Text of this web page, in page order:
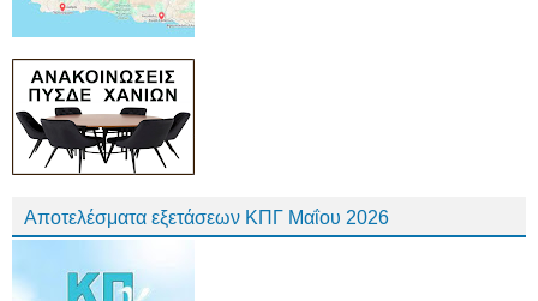
Αποτελέσματα εξετάσεων ΚΠΓ Μαΐου 2026